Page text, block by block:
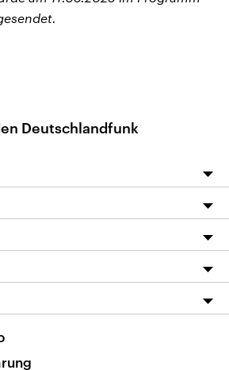
Deutschlandfunk
auf dlf.de
App